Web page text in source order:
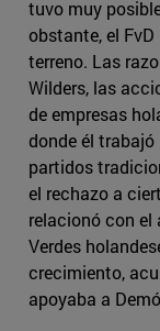
tuvo muy
obstante, el
terreno. Las
Wilders, las
de empresas
donde él trabajó
partidos
el rechazo a
relacionó con el
Verdes
crecimiento,
apoyaba a